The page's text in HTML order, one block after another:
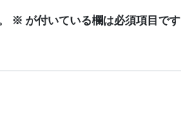
※ が付いている欄は必須項目です